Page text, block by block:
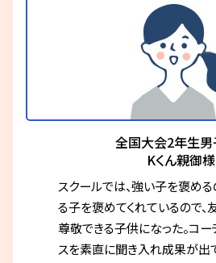
全国大会2年生
Kくん親御様
スクールでは、強い子を褒める
る子を褒めてくれているので、
尊敬できる子供になった。コー
スを素直に聞き入れ成果が出